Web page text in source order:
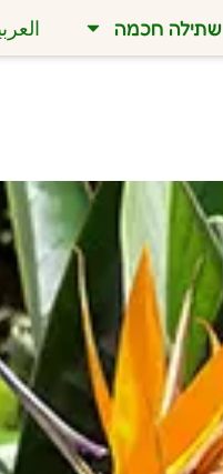
שתילה חכמה